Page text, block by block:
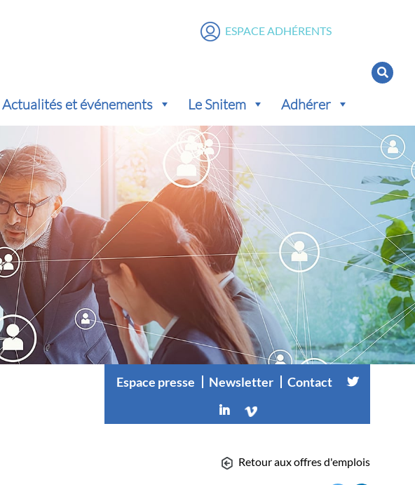
Actualités et événements Le Snitem Adhérer
ESPACE ADHÉRENTS
Espace presse Newsletter Contact
Retour aux offres d'emplois